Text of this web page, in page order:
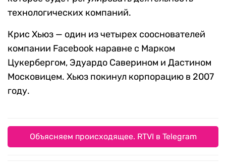
технологических компаний.
Крис Хьюз — один из четырех сооснователей
компании Facebook наравне с Марком
Цукербергом, Эдуардо Саверином и Дастином
Московицем. Хьюз покинул корпорацию в 2007
году.
Объясняем происходящее. RTVI в Telegram